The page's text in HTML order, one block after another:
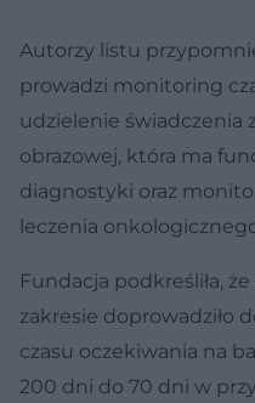
Autorzy listu
prowadzi monitoring
udzielenie świadczenia
obrazowej, która ma
diagnostyki oraz
leczenia
Fundacja podkreśliła,
zakresie doprowadziło
czasu oczekiwania na
200 dni do 70 dni w